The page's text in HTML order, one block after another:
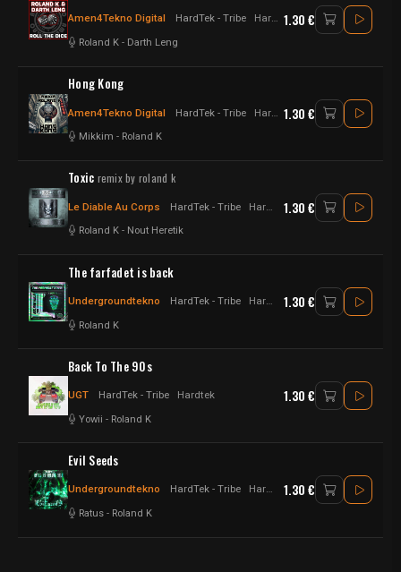
Amen4Tekno Digital HardTek - Tribe Hardtek
Roland K - Darth Leng
1.30 €
Hong Kong
Amen4Tekno Digital HardTek - Tribe Hardtek
Mikkim - Roland K
1.30 €
Toxic remix by roland k
Le Diable Au Corps HardTek - Tribe Hardtek
Roland K - Nout Heretik
1.30 €
The farfadet is back
Undergroundtekno HardTek - Tribe Hardtek
Roland K
1.30 €
Back To The 90s
UGT HardTek - Tribe Hardtek
Yowii - Roland K
1.30 €
Evil Seeds
Undergroundtekno HardTek - Tribe Hardtek
Ratus - Roland K
1.30 €